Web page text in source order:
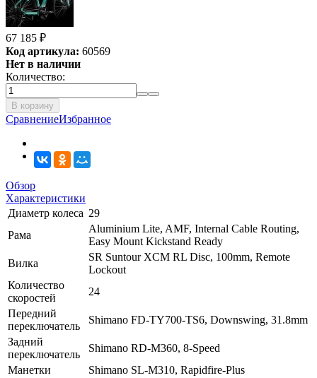
67 185 ₽
Код артикула: 60569
Нет в наличии
Количество:
В корзину
СравнениеИзбранное
Обзор
Характеристики
Диаметр колеса 29
Рама
Aluminium Lite, AMF, Internal Cable Routing,
Easy Mount Kickstand Ready
Вилка
SR Suntour XCM RL Disc, 100mm, Remote
Lockout
Количество
скоростей
24
Передний
переключатель
Shimano FD-TY700-TS6, Downswing, 31.8mm
Задний
переключатель
Shimano RD-M360, 8-Speed
Манетки
Shimano SL-M310, Rapidfire-Plus